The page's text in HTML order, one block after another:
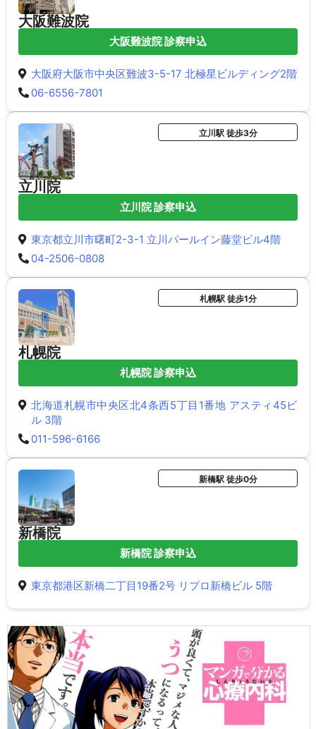
大阪難波院
大阪難波院 診察申込
大阪府大阪市中央区難波3-5-17 北極星ビルディング2階
06-6556-7801
立川院
立川駅 徒歩3分
立川院 診察申込
東京都立川市曙町2-3-1 立川パールイン藤堂ビル4階
04-2506-0808
札幌院
札幌駅 徒歩1分
札幌院 診察申込
北海道札幌市中央区北4条西5丁目1番地 アスティ45ビ
ル 3階
011-596-6166
新橋院
新橋駅 徒歩0分
新橋院 診察申込
東京都港区新橋二丁目19番2号 リプロ新橋ビル 5階